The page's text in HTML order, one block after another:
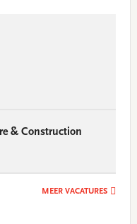
& Construction
MEER VACATURES